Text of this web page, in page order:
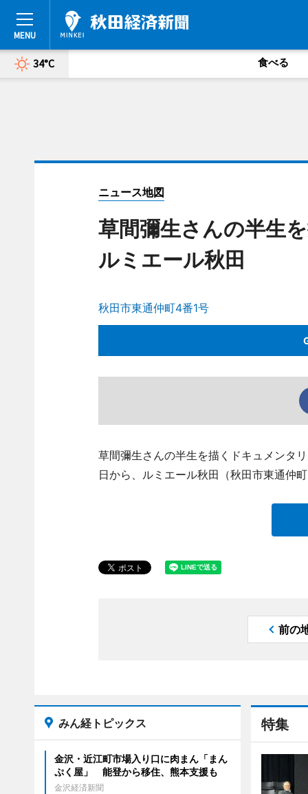
34°C 食べる
ニュース地図
草間彌生さんの半生
ルミエール秋田
秋田市東通仲町4番1号
草間彌生さんの半生を描くドキュメンタ
日から、ルミエール秋田（秋田市東通仲
前の
特集
みん経トピックス
金沢・近江町市場入り口に肉まん「まん
ぷく屋」 能登から移住、熊本支援も
金沢経済新聞